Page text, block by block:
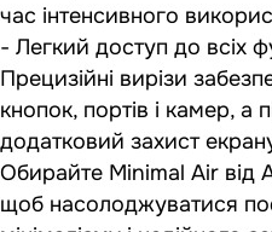
час інтенсивного
- Легкий доступ до всіх
Прецизійні вирізи
кнопок, портів і камер, а
додатковий захист
Обирайте Minimal Air від
щоб насолоджуватися